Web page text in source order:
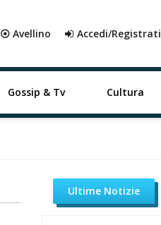
⦿ Avellino Accedi/Registrati
Gossip & Tv Cultura
Ultime Notizie